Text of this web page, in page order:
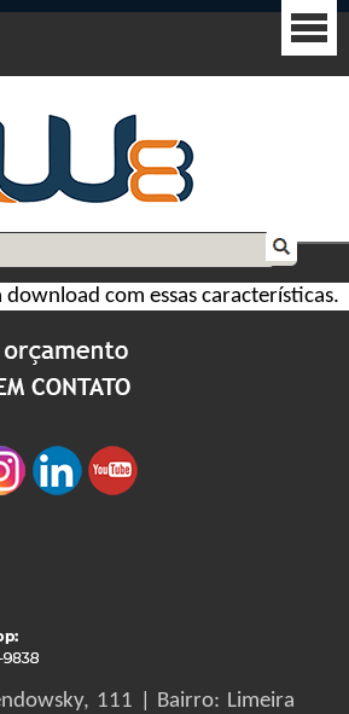
com essas características.
111 | Bairro: Limeira